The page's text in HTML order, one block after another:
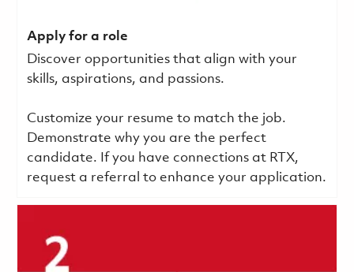
Apply for a role
Discover opportunities that align with your
skills, aspirations, and passions.
Customize your resume to match the job.
Demonstrate why you are the perfect
candidate. If you have connections at RTX,
request a referral to enhance your application.